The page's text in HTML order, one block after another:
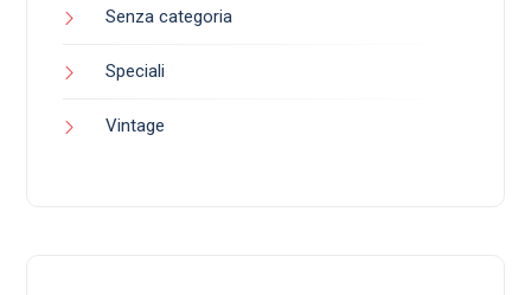
Senza categoria
Speciali
Vintage